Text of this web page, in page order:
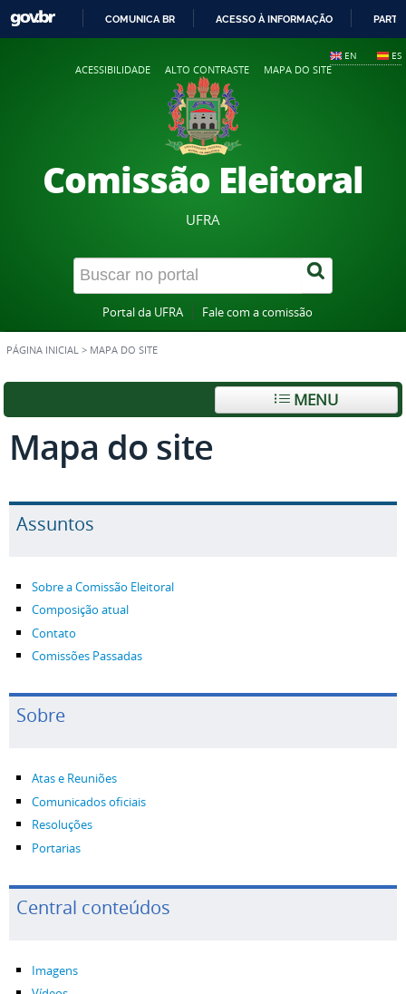
PARA
O
CONTEÚDO
COMUNICA BR ACESSO À INFORMAÇÃO
EN ES
ACESSIBILIDADE ALTO CONTRASTE MAPA DO SITE
Comissão Eleitoral
UFRA
Portal da UFRA Fale com a comissão
PÁGINA INICIAL > MAPA DO SITE
MENU
Mapa do site
Assuntos
Sobre a Comissão Eleitoral
Composição atual
Contato
Comissões Passadas
Sobre
Atas e Reuniões
Comunicados oficiais
Resoluções
Portarias
Central conteúdos
Imagens